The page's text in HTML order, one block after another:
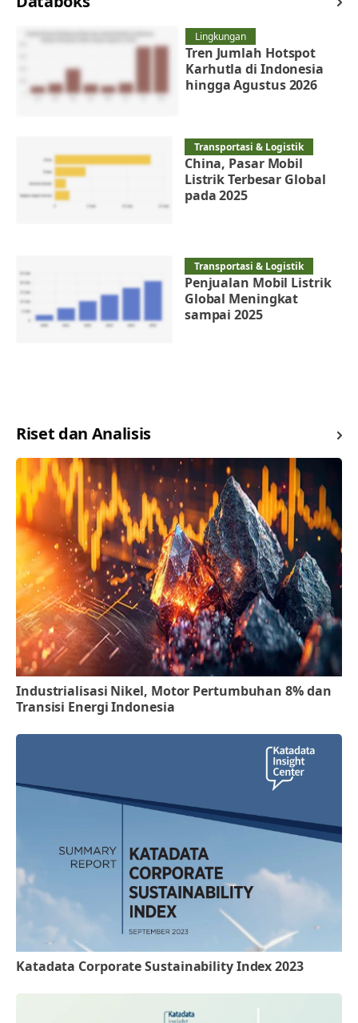
Lingkungan
Tren Jumlah Hotspot
Karhutla di Indonesia
hingga Agustus 2026
Transportasi & Logistik
China, Pasar Mobil
Listrik Terbesar Global
pada 2025
Transportasi & Logistik
Penjualan Mobil Listrik
Global Meningkat
sampai 2025
Riset dan Analisis
Industrialisasi Nikel, Motor Pertumbuhan 8% dan
Transisi Energi Indonesia
Katadata Corporate Sustainability Index 2023